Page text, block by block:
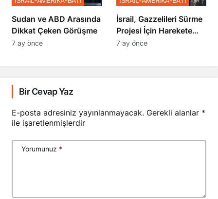
Sudan ve ABD Arasında
Dikkat Çeken Görüşme
7 ay önce
İsrail, Gazzelileri Sürme
Projesi İçin Harekete
Geçti
7 ay önce
Bir Cevap Yaz
E-posta adresiniz yayınlanmayacak. Gerekli alanlar *
ile işaretlenmişlerdir
Yorumunuz *